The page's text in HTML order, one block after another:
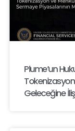
Plume’un
Geleceğine